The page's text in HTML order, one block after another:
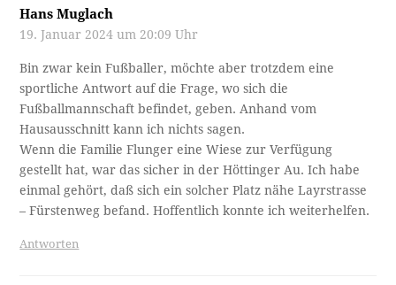
Hans Muglach
19. Januar 2024 um 20:09 Uhr
Bin zwar kein Fußballer, möchte aber trotzdem eine
sportliche Antwort auf die Frage, wo sich die
Fußballmannschaft befindet, geben. Anhand vom
Hausausschnitt kann ich nichts sagen.
Wenn die Familie Flunger eine Wiese zur Verfügung
gestellt hat, war das sicher in der Höttinger Au. Ich habe
einmal gehört, daß sich ein solcher Platz nähe Layrstrasse
– Fürstenweg befand. Hoffentlich konnte ich weiterhelfen.
Antworten